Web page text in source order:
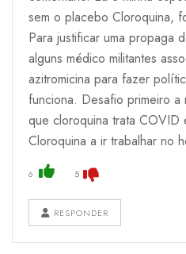
sem o placebo Cloroquina,
Para justificar uma propaga
alguns médico militantes
azitromicina para fazer
funciona. Desafio primeiro a
que cloroquina trata COVID
Cloroquina a ir trabalhar no
6 5
RESPONDER